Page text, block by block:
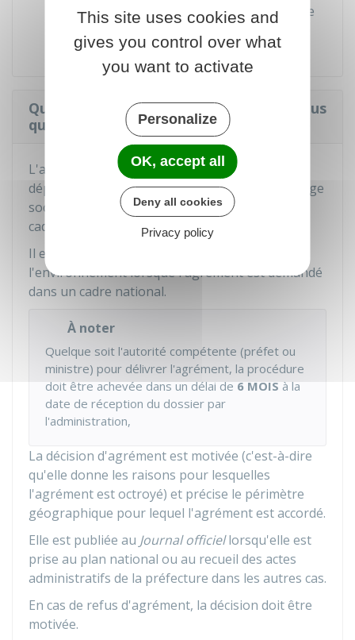
Conditions de déroulement des votes de
Qui accorde l'agrément à une APE et sous
quel délai ?
L'agrément est accordé par le préfet du
département dans lequel l'association a son siège
social lorsque l'agrément est demandé dans un
cadre départemental ou régional.
Il est accordé par le ministre chargé de
l'environnement lorsque l'agrément est demandé
dans un cadre national.
À noter
Quelque soit l'autorité compétente (préfet ou
ministre) pour délivrer l'agrément, la procédure
doit être achevée dans un délai de6 MOIS à la
date de réception du dossier par
l'administration,
La décision d'agrément est motivée (c'est-à-dire
qu'elle donne les raisons pour lesquelles
l'agrément est octroyé) et précise le périmètre
géographique pour lequel l'agrément est accordé.
Elle est publiée au Journal officiellorsqu'elle est
prise au plan national ou au recueil des actes
administratifs de la préfecture dans les autres cas.
En cas de refus d'agrément, la décision doit être
motivée.
This site uses cookies and
gives you control over what
you want to activate
Personalize
OK, accept all
Deny all cookies
Privacy policy